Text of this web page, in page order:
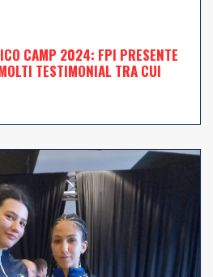
CAMP 2024: FPI PRESENTE
TESTIMONIAL TRA CUI